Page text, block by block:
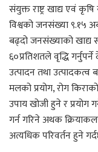
संयुक्त राष्ट्र खाद्य एवं
विश्वको जनसंख्या ९.१५
बढ्दो जनसंख्याको खाद्य
६०प्रतिशतले वृद्धि
उत्पादन तथा उत्पादकत्व
मलको प्रयोग, रोग
उपाय खोजी हुने र प्रयोग
गर्न गरिने अथक
अत्यधिक परिवर्तन हुने